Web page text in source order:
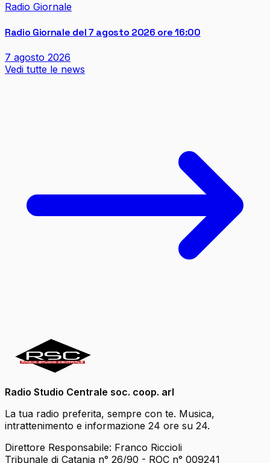
Radio Giornale
Radio Giornale del 7 agosto 2026 ore 16:00
7 agosto 2026
Vedi tutte le news
Radio Studio Centrale soc. coop. arl
La tua radio preferita, sempre con te. Musica,
intrattenimento e informazione 24 ore su 24.
Direttore Responsabile: Franco Riccioli
Tribunale di Catania n° 26/90 - ROC n° 009241